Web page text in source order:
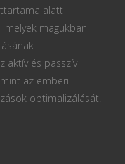
alatt
melyek magukban
aktív és passzív
az emberi
optimalizálását.